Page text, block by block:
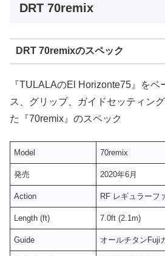
DRT 70remix
DRT 70remixのスペック
『TULALAのEl Horizonte75』を
ス、グリップ、ガイドセッティン
た『70remix』のスペック
Model 70remix
発売 2020年6月
Action RF レギュラーフ
Length (ft) 7.0ft (2.1m)
Guide オールチタンFuji